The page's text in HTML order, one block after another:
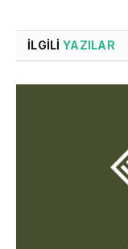
İLGILI YAZILAR